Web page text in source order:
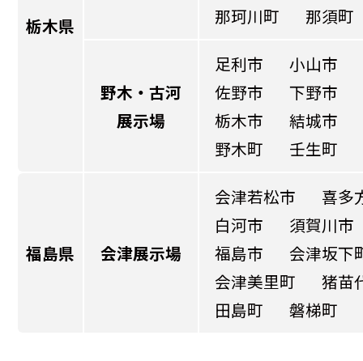
栃木県 那珂川町 那須町
野木・古河
展示場
足利市
小山市
佐野市
下野市
栃木市
結城市
野木町
壬生町
福島県 会津展示場
会津若松市
喜多
白河市
須賀川市
福島市
会津坂下
会津美里町
猪苗
田島町
磐梯町